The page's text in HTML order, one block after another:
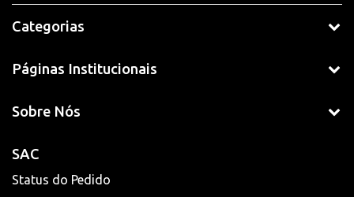
Categorias
Páginas Institucionais
Sobre Nós
SAC
Status do Pedido